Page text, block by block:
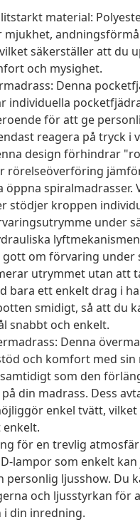
material:
mjukhet,
säkerställer att du
och mysighet.
Denna
individuella
för att ge
reagera på tryck i
design förhindrar
rörelseöverföring
spiralmadrasser.
stödjer kroppen
under
om förvaring under
utrymmet utan att
bara ett enkelt drag i
smidigt, så att du
snabbt och enkelt.
Denna
och komfort med sin
som den
din madrass. Dess
enkel tvätt,
för en trevlig
lampor som enkelt
personlig ljusshow. Du
och ljusstyrkan för
din inredning.